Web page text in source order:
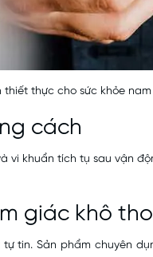
thực cho sức khỏe
cách
vi khuẩn tích tụ sau vận
giác khô
tin. Sản phẩm chuyên